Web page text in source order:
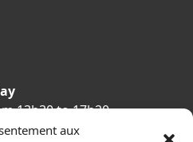
aux
13h30 to 17h20